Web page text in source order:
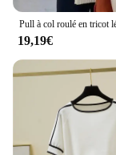
19,19€